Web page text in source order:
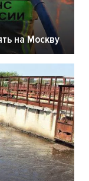
на Москву